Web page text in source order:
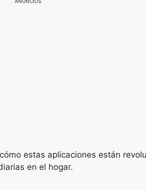
estas aplicaciones están
en el hogar.